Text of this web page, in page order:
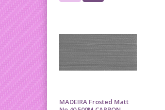
MADEIRA Frosted Matt